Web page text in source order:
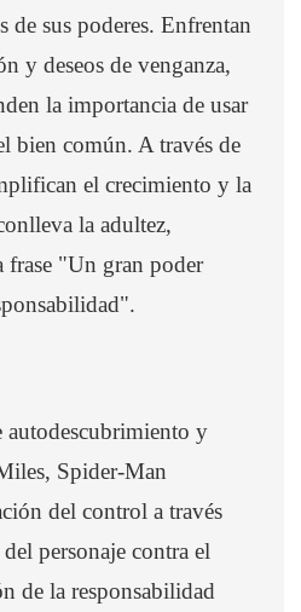
de sus poderes. Enfrentan
y deseos de venganza,
la importancia de usar
bien común. A través de
el crecimiento y la
la adultez,
frase "Un gran poder
y
Spider-Man
del control a través
personaje contra el
de la responsabilidad